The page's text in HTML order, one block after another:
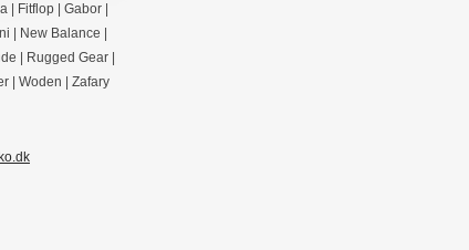
Fitflop Gabor
New Balance
Rugged Gear|
Woden Zafary